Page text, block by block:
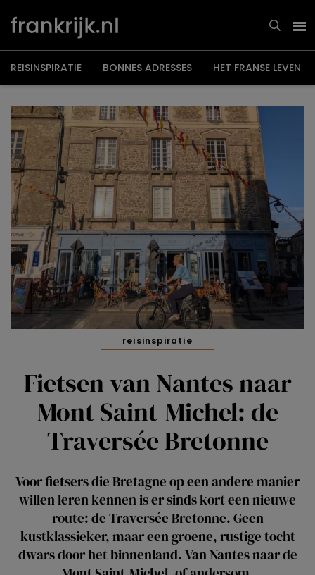
naar
inhoud
REISINSPIRATIE BONNES ADRESSES HET FRANSE LEVEN
reisinspiratie
Fietsen van Nantes naar
Mont Saint-Michel: de
Traversée Bretonne
Voor fietsers die Bretagne op een andere manier
willen leren kennen is er sinds kort een nieuwe
route: de Traversée Bretonne. Geen
kustklassieker, maar een groene, rustige tocht
dwars door het binnenland. Van Nantes naar de